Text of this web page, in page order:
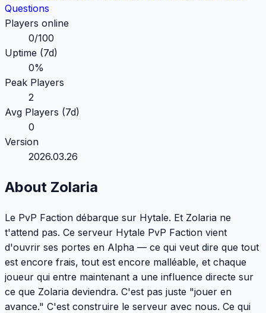
Questions
Players online
0/100
Uptime (7d)
0%
Peak Players
2
Avg Players (7d)
0
Version
2026.03.26
About Zolaria
Le PvP Faction débarque sur Hytale. Et Zolaria ne
t'attend pas. Ce serveur Hytale PvP Faction vient
d'ouvrir ses portes en Alpha — ce qui veut dire que tout
est encore frais, tout est encore malléable, et chaque
joueur qui entre maintenant a une influence directe sur
ce que Zolaria deviendra. C'est pas juste "jouer en
avance." C'est construire le serveur avec nous. Ce qui